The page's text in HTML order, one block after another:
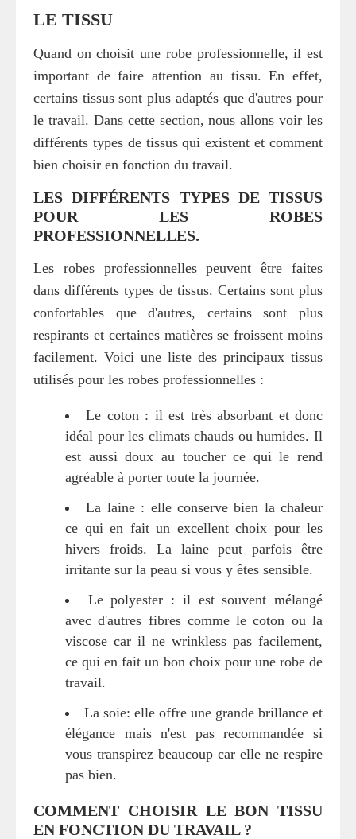
LE TISSU
Quand on choisit une robe professionnelle, il est
important de faire attention au tissu. En effet,
certains tissus sont plus adaptés que d'autres pour
le travail. Dans cette section, nous allons voir les
différents types de tissus qui existent et comment
bien choisir en fonction du travail.
LES DIFFÉRENTS TYPES DE TISSUS
POUR LES ROBES
PROFESSIONNELLES.
Les robes professionnelles peuvent être faites
dans différents types de tissus. Certains sont plus
confortables que d'autres, certains sont plus
respirants et certaines matières se froissent moins
facilement. Voici une liste des principaux tissus
utilisés pour les robes professionnelles :
Le coton : il est très absorbant et donc
idéal pour les climats chauds ou humides. Il
est aussi doux au toucher ce qui le rend
agréable à porter toute la journée.
La laine : elle conserve bien la chaleur
ce qui en fait un excellent choix pour les
hivers froids. La laine peut parfois être
irritante sur la peau si vous y êtes sensible.
Le polyester : il est souvent mélangé
avec d'autres fibres comme le coton ou la
viscose car il ne wrinkless pas facilement,
ce qui en fait un bon choix pour une robe de
travail.
La soie: elle offre une grande brillance et
élégance mais n'est pas recommandée si
vous transpirez beaucoup car elle ne respire
pas bien.
COMMENT CHOISIR LE BON TISSU
EN FONCTION DU TRAVAIL ?